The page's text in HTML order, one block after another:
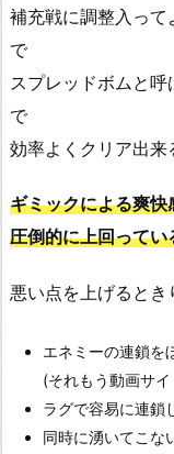
補充戦に調整入っ
で
スプレッドボムと
で
効率よくクリア出
ギミックによる爽
圧倒的に上回ってい
悪い点を上げると
エネミーの連鎖を
(それもう動画サ
ラグで容易に連鎖
同時に湧いてこな